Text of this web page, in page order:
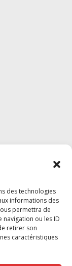
des technologies
informations des
permettra de
ou les ID
retirer son
caractéristiques